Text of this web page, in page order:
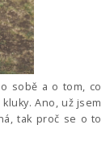
sobě a o tom, co
Ano, už jsem
tak proč se o to